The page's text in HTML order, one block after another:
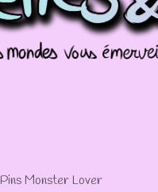
Pins Monster Lover